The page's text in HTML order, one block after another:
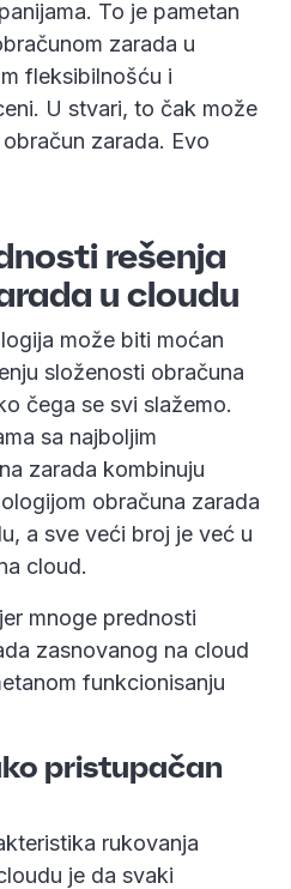
To je pametan
zarada u
fleksibilnošću i
U stvari, to čak može
zarada. Evo
rešenja
u cloudu
može biti moćan
složenosti obračuna
čega se svi slažemo.
sa najboljim
zarada kombinuju
obračuna zarada
a sve veći broj je već u
cloud.
mnoge prednosti
zasnovanog na cloud
funkcionisanju
pristupačan
rukovanja
je da svaki